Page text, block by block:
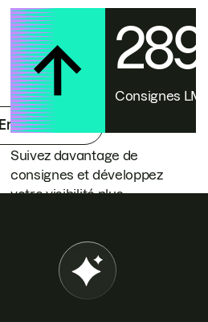
Consignes
Suivez davantage de
consignes et développez
votre visibilité plus
En savoir plus